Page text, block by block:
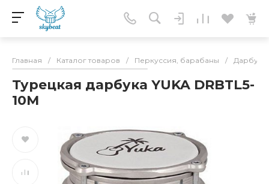
Главная / Каталог товаров / Перкуссия, барабаны /
Турецкая дарбука YUKA DRBTL5-
10M